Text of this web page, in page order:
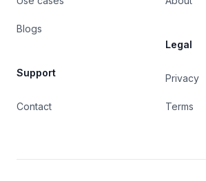
Blogs
Support
Contact
Legal
Privacy
Terms